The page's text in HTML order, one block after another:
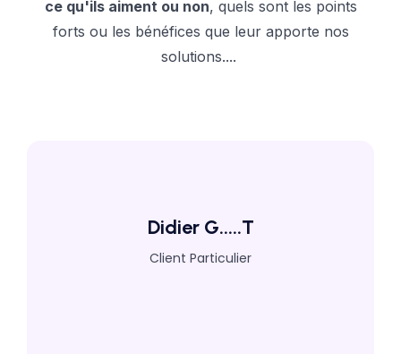
ce qu'ils aiment ou non, quels sont les points
forts ou les bénéfices que leur apporte nos
solutions....
Didier G.....T
Client Particulier